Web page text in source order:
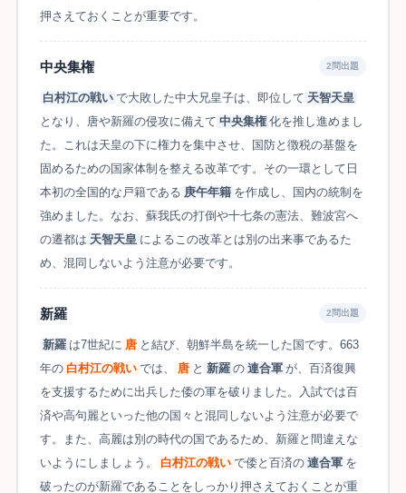
押さえておくことが重要です。
中央集権 2問出題
白村江の戦い で大敗した中大兄皇子は、即位して 天智天皇
となり、唐や新羅の侵攻に備えて 中央集権 化を推し進めまし
た。これは天皇の下に権力を集中させ、国防と徴税の基盤を
固めるための国家体制を整える改革です。その一環として日
本初の全国的な戸籍である 庚午年籍 を作成し、国内の統制を
強めました。なお、蘇我氏の打倒や十七条の憲法、難波宮へ
の遷都は 天智天皇 によるこの改革とは別の出来事であるた
め、混同しないよう注意が必要です。
新羅 2問出題
新羅 は7世紀に 唐 と結び、朝鮮半島を統一した国です。663
年の 白村江の戦い では、 唐 と 新羅 の 連合軍 が、百済復興
を支援するために出兵した倭の軍を破りました。入試では百
済や高句麗といった他の国々と混同しないよう注意が必要で
す。また、高麗は別の時代の国であるため、新羅と間違えな
いようにしましょう。
白村江の戦い で倭と百済の 連合軍 を
破ったのが新羅であることをしっかり押さえておくことが重